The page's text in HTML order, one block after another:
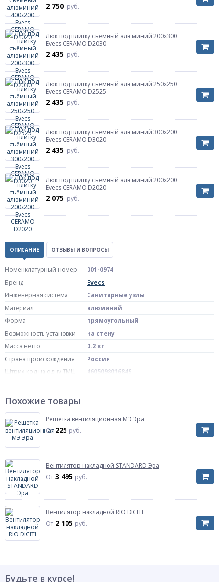
2 750 руб.
Люк под плитку съёмный алюминий 200х300
Evecs CERAMO D2030
2 435 руб.
Люк под плитку съёмный алюминий 250х250
Evecs CERAMO D2525
2 435 руб.
Люк под плитку съёмный алюминий 300х200
Evecs CERAMO D3020
2 435 руб.
Люк под плитку съёмный алюминий 200х200
Evecs CERAMO D2020
2 075 руб.
ОПИСАНИЕ ОТЗЫВЫ И ВОПРОСЫ
Номенклатурный номер
001-0974
Бренд
Evecs
Инженерная система
Санитарные узлы
Материал
алюминий
Форма
прямоугольный
Возможность установки
на стену
Масса нетто
0.2 кг
Страна происхождения
Россия
Штрих-код на одну ТМЦ
4605098016849
Артикул
Похожие товары
Решетка вентиляционная МЭ Эра
От225 руб.
Вентилятор накладной STANDARD Эра
От 3 495 руб.
Вентилятор накладной RIO DICITI
От 2 105 руб.
Будьте в курсе!